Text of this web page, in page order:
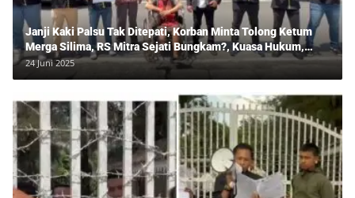
Janji Kaki Palsu Tak Ditepati, Korban Minta Tolong Ketum
Merga Silima, RS Mitra Sejati Bungkam?, Kuasa Hukum,
Hans Silalahi Dampingi Julita Cari Keadilan
24 Juni 2025